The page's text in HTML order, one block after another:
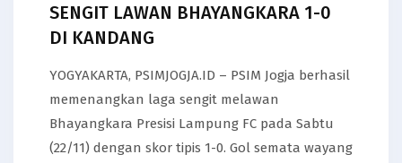
SENGIT LAWAN BHAYANGKARA 1-0
DI KANDANG
YOGYAKARTA, PSIMJOGJA.ID – PSIM Jogja berhasil
memenangkan laga sengit melawan
Bhayangkara Presisi Lampung FC pada Sabtu
(22/11) dengan skor tipis 1-0. Gol semata wayang